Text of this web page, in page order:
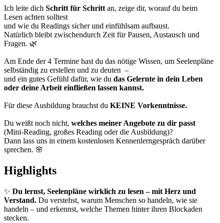
Ich leite dich Schritt für Schrittan, zeige dir, worauf du beim
Lesen achten solltest
und wie du Readings sicher und einfühlsam aufbaust.
Natürlich bleibt zwischendurch Zeit für Pausen, Austausch und
Fragen. 🌿
Am Ende der 4 Termine hast du das nötige Wissen, um Seelenpläne
selbständig zu erstellen und zu deuten –
und ein gutes Gefühl dafür, wie du das Gelernte in dein Leben
oder deine Arbeit einfließen lassen kannst.
Für diese Ausbildung brauchst du KEINE Vorkenntnisse.
Du weißt noch nicht, welches meiner Angebote zu dir passt
(Mini-Reading, großes Reading oder die Ausbildung)?
Dann lass uns in einem kostenlosen Kennenlerngespräch darüber
sprechen. 🌸
Highlights
✨ Du lernst, Seelenpläne wirklich zu lesen – mit Herz und
Verstand. Du verstehst, warum Menschen so handeln, wie sie
handeln – und erkennst, welche Themen hinter ihren Blockaden
stecken.